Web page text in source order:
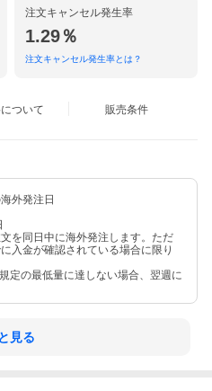
注文キャンセル発生率
1.29％
注文キャンセル発生率とは？
ついて 販売条件
外発注日
を同日中に海外発注します。ただ
入金が確認されている場合に限り
定の最低量に達しない場合、翌週に
見る